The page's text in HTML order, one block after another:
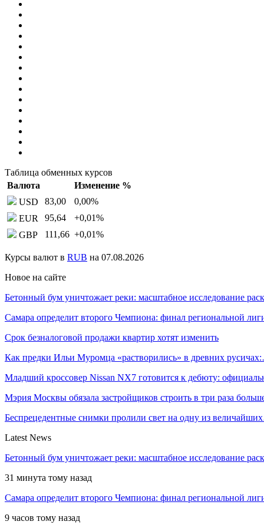
Таблица обменных курсов
Валюта
Изменение %
USD
83,00 0,00%
EUR
95,64 +0,01%
GBP
111,66 +0,01%
Курсы валют в RUB на 07.08.2026
Новое на сайте
Бетонный бум уничтожает реки: масштабное исследование
Самара определит второго Чемпиона: финал региональной
Срок безналоговой продажи квартир хотят изменить
Как предки Ильи Муромца «растворились» в древних
Младший кроссовер Nissan NX7 готовится к дебюту:
Мэрия Москвы обязала застройщиков строить в три раза
Беспрецедентные снимки пролили свет на одну из
Latest News
Бетонный бум уничтожает реки: масштабное исследование
31 минута тому назад
Самара определит второго Чемпиона: финал региональной
9 часов тому назад